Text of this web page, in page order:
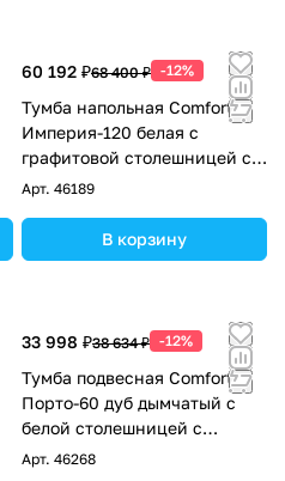
60 192 ₽68 400 ₽ -12%
Тумба напольная Comforty
Империя-120 белая с
графитовой столешницей с
Comforty 78189
Арт. 46189
В корзину
33 998 ₽38 634 ₽ -12%
Тумба подвесная Comforty
Порто-60 дуб дымчатый с
белой столешницей c
раковиной Comforty 9111
Арт. 46268